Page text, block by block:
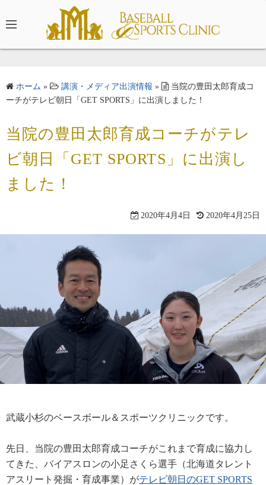
ン
ン
へ
ス
ッ
ホーム » 講演・メディア出演情報 »
当院の豊田太郎育成コ
ーチがテレビ朝日「GET SPORTS」に出演しました！
当院の豊田太郎育成コーチがテレ
ビ朝日「GET SPORTS」に出演し
ました！
2020年4月4日 2020年4月25日
武蔵小杉のベースボール＆スポーツクリニックです。
先日、当院の豊田太郎育成コーチがこれまで育成に協力し
てきた、バイアスロンの小足さくら選手（北海道タレント
アスリート発掘・育成事業）がテレビ朝日のGET SPORTS